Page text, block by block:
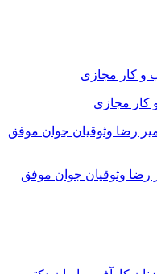
کار مجازی
وثوقیان جوان موفق